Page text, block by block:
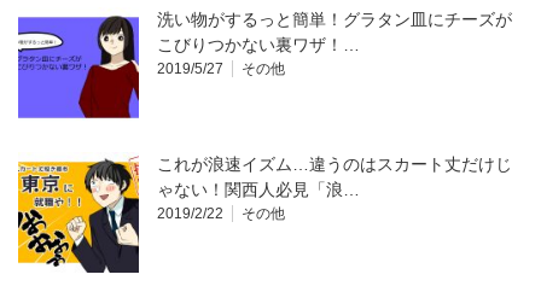
洗い物がするっと簡単！グラタン皿にチーズが
こびりつかない裏ワザ！…
2019/5/27 その他
これが浪速イズム…違うのはスカート丈だけじ
ゃない！関西人必見「浪…
2019/2/22 その他